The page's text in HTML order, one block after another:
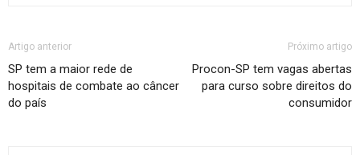
Artigo anterior
SP tem a maior rede de
hospitais de combate ao câncer
do país
Próximo artigo
Procon-SP tem vagas abertas
para curso sobre direitos do
consumidor